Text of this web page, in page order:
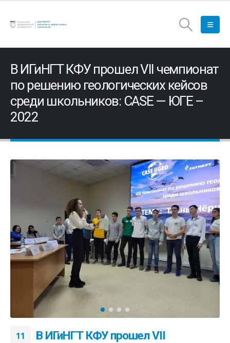
В ИГиНГТ КФУ прошел VII чемпионат
по решению геологических кейсов
среди школьников: CASE — ЮГЕ –
2022
11
В ИГиНГТ КФУ прошел VII